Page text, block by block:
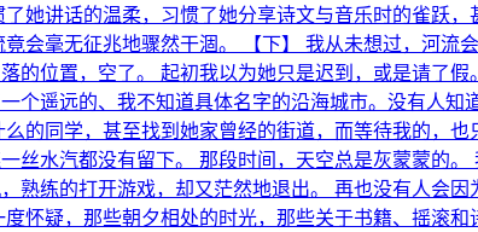
她讲话的温柔，习惯了她分享诗文与音乐时的雀跃
会毫无征兆地骤然干涸。 【下】 我从未想过，河
的位置，空了。 起初我以为她只是迟到，或是请了
个遥远的、我不知道具体名字的沿海城市。没有人
的同学，甚至找到她家曾经的街道，而等待我的，
丝水汽都没有留下。 那段时间，天空总是灰蒙蒙的
熟练的打开游戏，却又茫然地退出。 再也没有人会
怀疑，那些朝夕相处的时光，那些关于书籍、摇滚